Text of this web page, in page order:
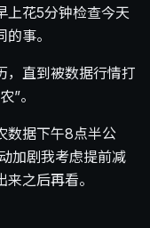
上花5分钟检查今天
事。
，直到被数据行情打
”。
数据下午8点半公
加剧我考虑提前减
之后再看。